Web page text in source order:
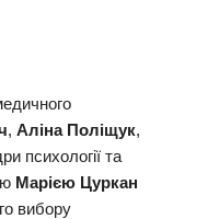
,Аліна Поліщук,
психології та
Марією Цуркан
вибору